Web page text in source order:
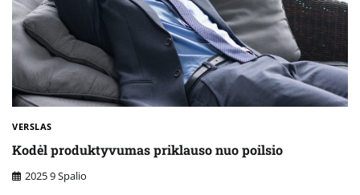
VERSLAS
Kodėl produktyvumas priklauso nuo poilsio
2025 9 Spalio